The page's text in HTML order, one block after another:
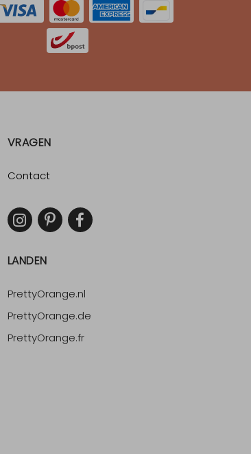
VRAGEN
Contact
LANDEN
PrettyOrange.nl
PrettyOrange.de
PrettyOrange.fr